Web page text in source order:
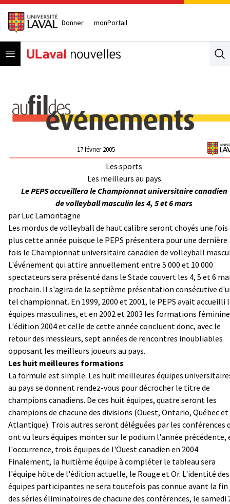
Donner monPortail
Open menu
17 février 2005
Les sports
Les meilleurs au pays
Le PEPS accueillera le Championnat universitaire canadien
de volleyball masculin les 4, 5 et 6 mars
par Luc Lamontagne
Les mordus de volleyball de haut calibre seront choyés une fois
plus cette année puisque le PEPS présentera pour une dernière
fois le Championnat universitaire canadien de volleyball
L'événement qui attire annuellement entre 5 000 et 10 000
spectateurs sera présenté dans le Stade couvert les 4, 5 et 6
prochain. Il s'agira de la septième présentation consécutive
tel championnat. En 1999, 2000 et 2001, le PEPS avait accueilli
équipes masculines, et en 2002 et 2003 les formations
L'édition 2004 et celle de cette année concluent donc, avec le
retour des messieurs, sept années de rencontres inoubliables
opposant les meilleurs joueurs au pays.
Les huit meilleures formations
La formule est simple. Les huit meilleures équipes
au pays se donnent rendez-vous pour décrocher le titre de
champions canadiens. De ces huit équipes, quatre seront les
champions de chacune des divisions (Ouest, Ontario, Québec et
Atlantique). Trois autres seront déléguées par les conférences
ont vu leurs équipes monter sur le podium l'année précédente,
l'occurrence, trois équipes de l'Ouest canadien en 2004.
Finalement, la huitième équipe à compléter le tableau sera
l'équipe hôte de l'édition actuelle, le Rouge et Or. L'identité des
équipes participantes ne sera toutefois pas connue avant la fin
des séries éliminatoires de chacune des conférences, le samedi